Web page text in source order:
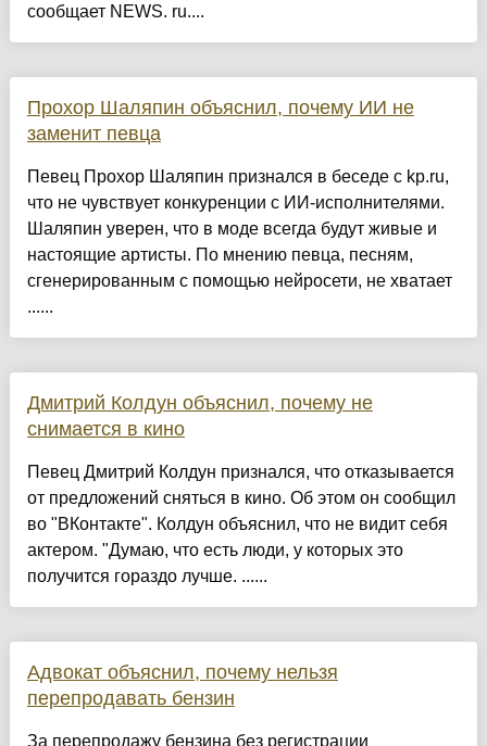
сообщает NEWS. ru....
Прохор Шаляпин объяснил, почему ИИ не
заменит певца
Певец Прохор Шаляпин признался в беседе с kp.ru,
что не чувствует конкуренции с ИИ-исполнителями.
Шаляпин уверен, что в моде всегда будут живые и
настоящие артисты. По мнению певца, песням,
сгенерированным с помощью нейросети, не хватает
......
Дмитрий Колдун объяснил, почему не
снимается в кино
Певец Дмитрий Колдун признался, что отказывается
от предложений сняться в кино. Об этом он сообщил
во "ВКонтакте". Колдун объяснил, что не видит себя
актером. "Думаю, что есть люди, у которых это
получится гораздо лучше. ......
Адвокат объяснил, почему нельзя
перепродавать бензин
За перепродажу бензина без регистрации